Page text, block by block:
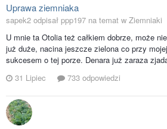
Uprawa ziemniaka
sapek2 odpisał ppp197 na temat w Ziemniaki
U mnie ta Otolia też całkiem dobrze, może
już duże, nacina jeszcze zielona co przy
sukcesem o tej porze. Denara już zaraza
31 Lipiec
733 odpowiedzi